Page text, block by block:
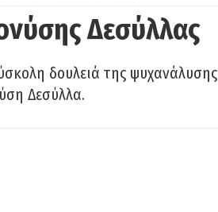
Δεσύλλας
δουλειά της ψυχανάλυσης
Δεσύλλα.